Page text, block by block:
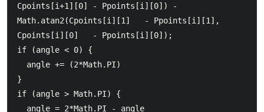
Cpoints[i+1][0] - Ppoints[i][0]) -
Math.atan2(Cpoints[i][1]   - Ppoints[i][1],
Cpoints[i][0]   - Ppoints[i][0]);
if (angle < 0) {
}
if (angle > Math.PI) {